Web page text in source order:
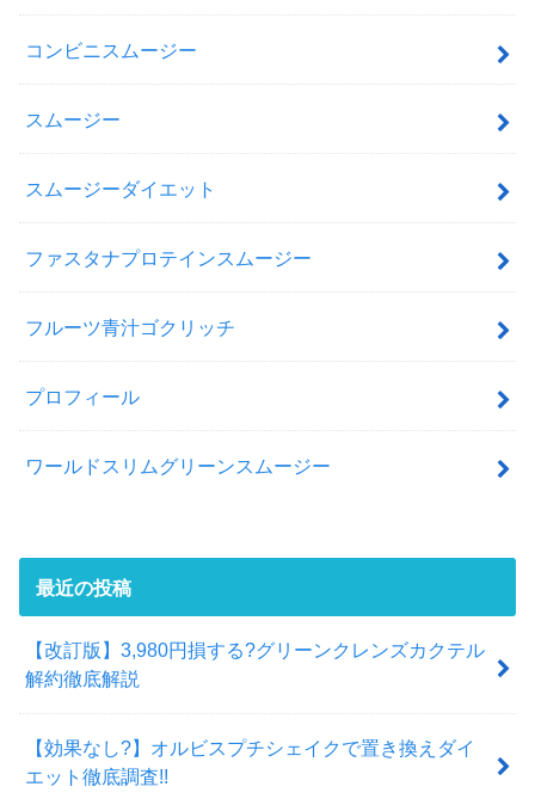
コンビニスムージー
スムージー
スムージーダイエット
ファスタナプロテインスムージー
フルーツ青汁ゴクリッチ
プロフィール
ワールドスリムグリーンスムージー
最近の投稿
【改訂版】3,980円損する?グリーンクレンズカクテル
解約徹底解説
【効果なし?】オルビスプチシェイクで置き換えダイ
エット徹底調査!!